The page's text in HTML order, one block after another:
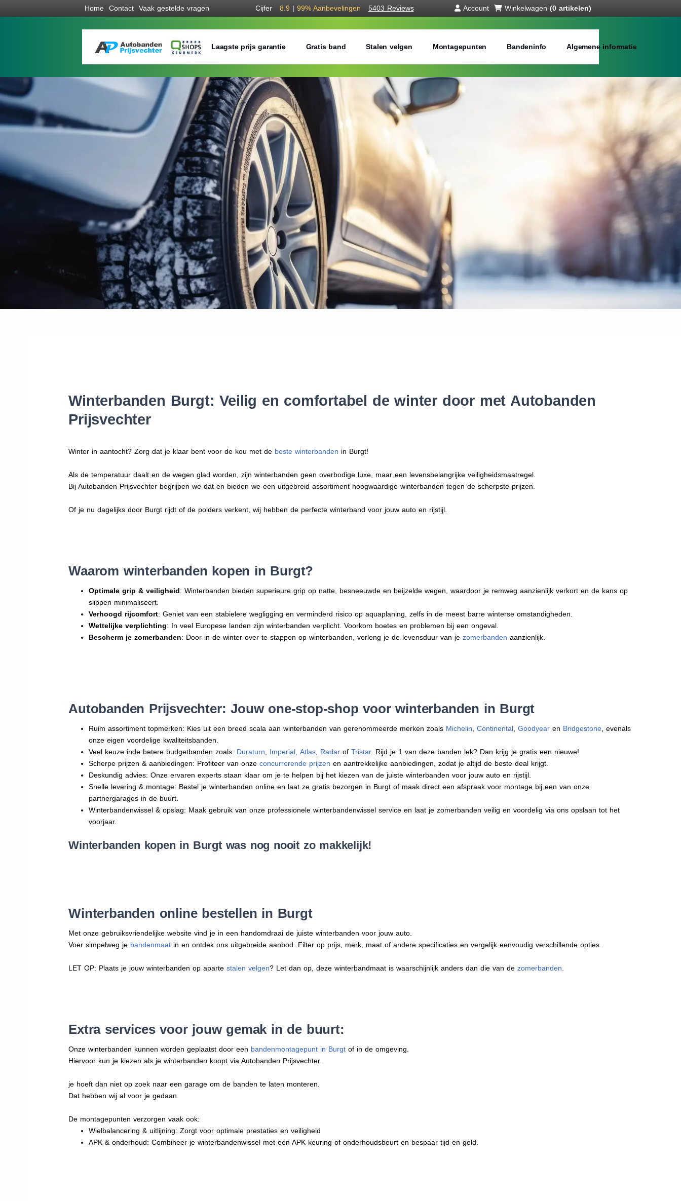
Home Contact Vaak gestelde vragen Cijfer 8.9 | 99% Aanbevelingen 5403 Reviews Account Winkelwagen (0 artikelen)
Laagste prijs garantie Gratis band Stalen velgen Montagepunten Bandeninfo Algemene informatie
Bestel voordelig winterbanden
Seizoen:
Breedte: Hoogte:
Waar vind ik de maat van mijn banden
Help mij met bestellen
Winterbanden Burgt: Veilig en comfortabel de winter door met Autobanden
Prijsvechter
Winter in aantocht? Zorg dat je klaar bent voor de kou met de beste winterbanden in Burgt!
Als de temperatuur daalt en de wegen glad worden, zijn winterbanden geen overbodige luxe, maar een levensbelangrijke veiligheidsmaatregel.
Bij Autobanden Prijsvechter begrijpen we dat en bieden we een uitgebreid assortiment hoogwaardige winterbanden tegen de scherpste prijzen.
Of je nu dagelijks door Burgt rijdt of de polders verkent, wij hebben de perfecte winterband voor jouw auto en rijstijl.
Waarom winterbanden kopen in Burgt?
Optimale grip & veiligheid: Winterbanden bieden superieure grip op natte, besneeuwde en beijzelde wegen, waardoor je remweg aanzienlijk verkort en de kans op
slippen minimaliseert.
Verhoogd rijcomfort: Geniet van een stabielere wegligging en verminderd risico op aquaplaning, zelfs in de meest barre winterse omstandigheden.
Wettelijke verplichting: In veel Europese landen zijn winterbanden verplicht. Voorkom boetes en problemen bij een ongeval.
Bescherm je zomerbanden: Door in de winter over te stappen op winterbanden, verleng je de levensduur van jezomerbanden aanzienlijk.
Autobanden Prijsvechter: Jouw one-stop-shop voor winterbanden in Burgt
Ruim assortiment topmerken: Kies uit een breed scala aan winterbanden van gerenommeerde merken zoals Michelin ,Continental ,Goodyear en Bridgestone , evenals
onze eigen voordelige kwaliteitsbanden.
Veel keuze inde betere budgetbanden zoals: Duraturn Imperial Atlas Radar ofTristar. Rijd je 1 van deze banden lek? Dan krijg je gratis een nieuwe!
Scherpe prijzen & aanbiedingen: Profiteer van onzeconcurrerende prijzen en aantrekkelijke aanbiedingen, zodat je altijd de beste deal krijgt.
Deskundig advies: Onze ervaren experts staan klaar om je te helpen bij het kiezen van de juiste winterbanden voor jouw auto en rijstijl.
Snelle levering & montage: Bestel je winterbanden online en laat ze gratis bezorgen in Burgt of maak direct een afspraak voor montage bij een van onze
partnergarages in de buurt.
Winterbandenwissel & opslag: Maak gebruik van onze professionele winterbandenwissel service en laat je zomerbanden veilig en voordelig via ons opslaan tot het
voorjaar.
Winterbanden kopen in Burgt was nog nooit zo makkelijk!
Winterbanden online bestellen in Burgt
Met onze gebruiksvriendelijke website vind je in een handomdraai de juiste winterbanden voor jouw auto.
Voer simpelweg je bandenmaat in en ontdek ons uitgebreide aanbod. Filter op prijs, merk, maat of andere specificaties en vergelijk eenvoudig verschillende opties.
LET OP: Plaats je jouw winterbanden op apartestalen velgen? Let dan op, deze winterbandmaat is waarschijnlijk anders dan die van dezomerbanden
Extra services voor jouw gemak in de buurt:
Onze winterbanden kunnen worden geplaatst door een bandenmontagepunt in Burgt of in de omgeving.
Hiervoor kun je kiezen als je winterbanden koopt via Autobanden Prijsvechter.
je hoeft dan niet op zoek naar een garage om de banden te laten monteren.
Dat hebben wij al voor je gedaan.
De montagepunten verzorgen vaak ook:
Wielbalancering & uitlijning: Zorgt voor optimale prestaties en veiligheid
APK & onderhoud: Combineer je winterbandenwissel met een APK-keuring of onderhoudsbeurt en bespaar tijd en geld.